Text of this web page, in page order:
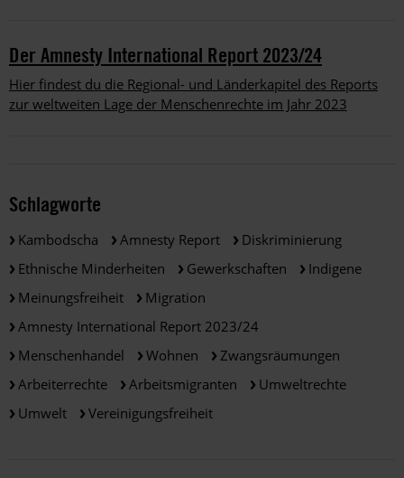
Der Amnesty International Report 2023/24
Hier findest du die Regional- und Länderkapitel des Reports
zur weltweiten Lage der Menschenrechte im Jahr 2023
Schlagworte
Kambodscha Amnesty Report
Diskriminierung
Ethnische Minderheiten
Gewerkschaften
Indigene
Meinungsfreiheit
Migration
Amnesty International Report 2023/24
Menschenhandel
Wohnen
Zwangsräumungen
Arbeiterrechte
Arbeitsmigranten
Umweltrechte
Umwelt
Vereinigungsfreiheit